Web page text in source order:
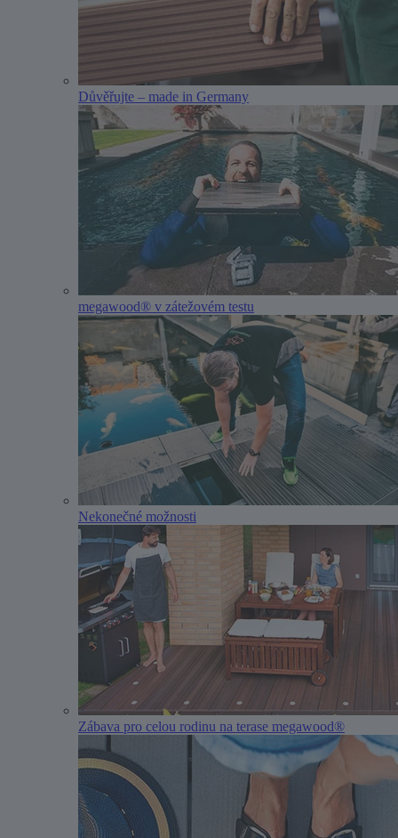
Důvěřujte – made in Germany
megawood® v zátežovém testu
Nekonečné možnosti
Zábava pro celou rodinu na terase megawood®